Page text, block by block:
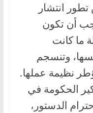
انتشار
أن تكون
ما كانت
وتنسجم
نظيمة عملها.
الحكومة في
الدستور،